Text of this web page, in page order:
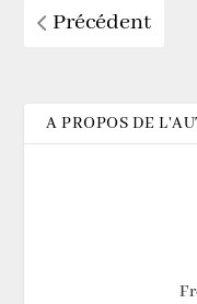
Précédent
A PROPOS DE